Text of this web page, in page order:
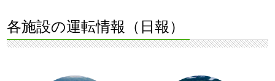
各施設の運転情報（日報）